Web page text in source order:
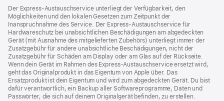
neues
Fenster)
neues
Fenster)
Der Express-Austauschservice unterliegt der Verfügbarkeit, den
Möglichkeiten und den lokalen Gesetzen zum Zeitpunkt der
Inanspruchnahme des Service. Der Express-Austauschservice für
Hardwareschutz bei unabsichtlichen Beschädigungen am abgedeckten
Gerät (mit Ausnahme des mitgelieferten Zubehörs) unterliegt immer der
Zusatzgebühr für andere unabsichtliche Beschädigungen, nicht der
Zusatzgebühr für Schäden am Display oder am Glas auf der Rückseite.
Wenn dein Gerät im Rahmen des Express-Austauschservice ersetzt wird,
geht das Originalprodukt in das Eigentum von Apple über. Das
Ersatzprodukt ist dein Eigentum und wird zum abgedeckten Gerät. Du bist
dafür verantwortlich, ein Backup aller Softwareprogramme, Daten und
Passwörter, die sich auf deinem Originalgerät befinden, zu erstellen.